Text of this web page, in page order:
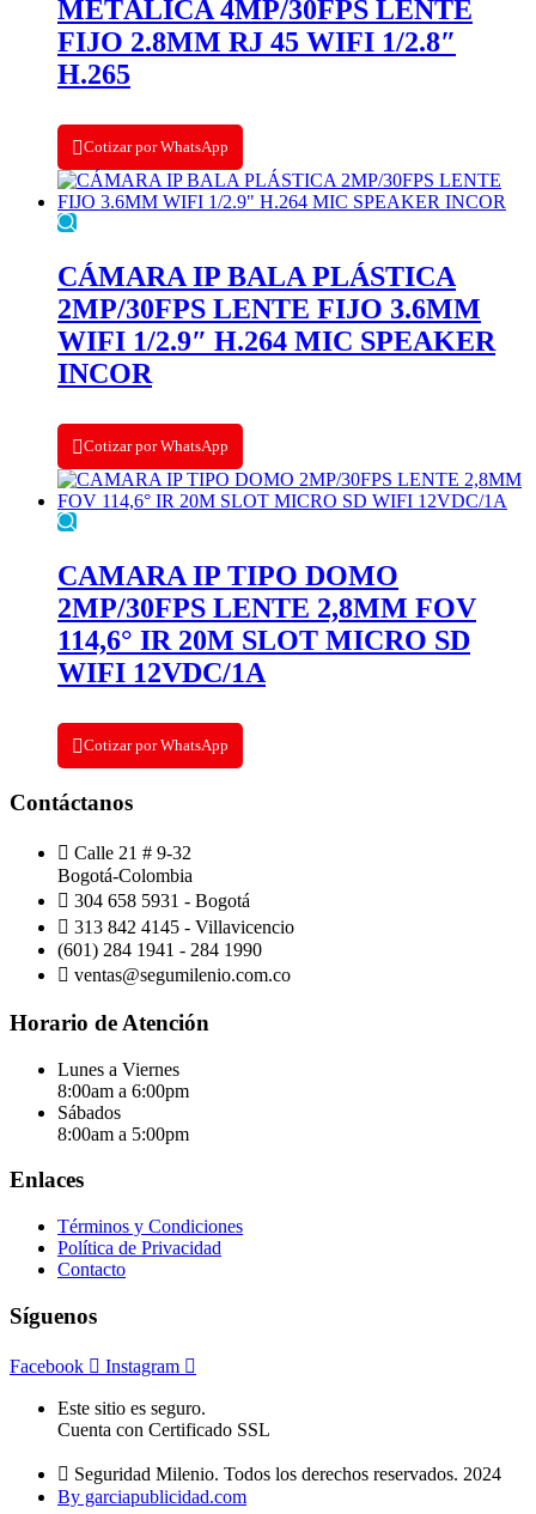
METÁLICA 4MP/30FPS LENTE
FIJO 2.8MM RJ 45 WIFI 1/2.8″
H.265
Cotizar por WhatsApp
CÁMARA IP BALA PLÁSTICA
2MP/30FPS LENTE FIJO 3.6MM
WIFI 1/2.9″ H.264 MIC SPEAKER
INCOR
Cotizar por WhatsApp
CAMARA IP TIPO DOMO
2MP/30FPS LENTE 2,8MM FOV
114,6° IR 20M SLOT MICRO SD
WIFI 12VDC/1A
Cotizar por WhatsApp
Contáctanos
Calle 21 # 9-32
Bogotá-Colombia
304 658 5931 - Bogotá
313 842 4145 - Villavicencio
(601) 284 1941 - 284 1990
ventas@segumilenio.com.co
Horario de Atención
Lunes a Viernes
8:00am a 6:00pm
Sábados
8:00am a 5:00pm
Enlaces
Términos y Condiciones
Política de Privacidad
Contacto
Síguenos
Facebook Instagram
Este sitio es seguro.
Cuenta con Certificado SSL
Seguridad Milenio. Todos los derechos reservados. 2024
By garciapublicidad.com